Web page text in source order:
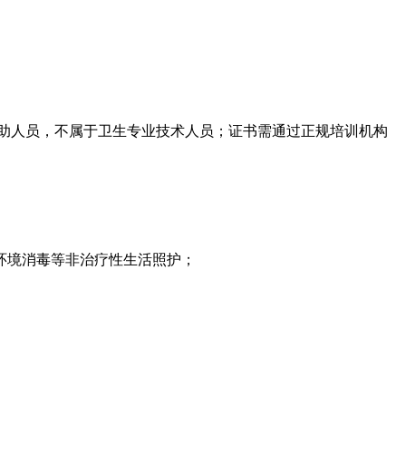
员，‌不属于卫生专业技术人员‌；证书需通过‌正规培训机构
消毒‌等‌非治疗性生活照护‌；